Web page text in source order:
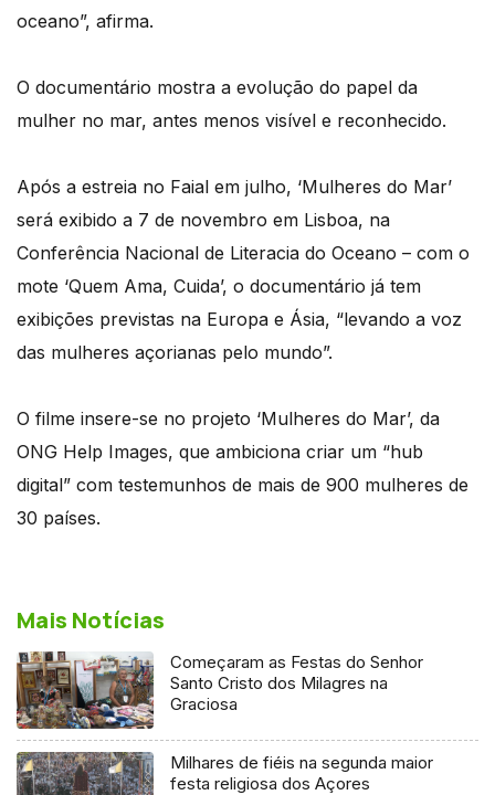
oceano”, afirma.
O documentário mostra a evolução do papel da
mulher no mar, antes menos visível e reconhecido.
Após a estreia no Faial em julho, ‘Mulheres do Mar’
será exibido a 7 de novembro em Lisboa, na
Conferência Nacional de Literacia do Oceano – com o
mote ‘Quem Ama, Cuida’, o documentário já tem
exibições previstas na Europa e Ásia, “levando a voz
das mulheres açorianas pelo mundo”.
O filme insere-se no projeto ‘Mulheres do Mar’, da
ONG Help Images, que ambiciona criar um “hub
digital” com testemunhos de mais de 900 mulheres de
30 países.
Mais Notícias
Começaram as Festas do Senhor
Santo Cristo dos Milagres na
Graciosa
Milhares de fiéis na segunda maior
festa religiosa dos Açores